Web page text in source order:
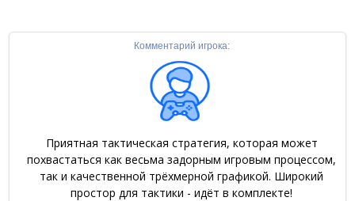
Комментарий игрока:
Приятная тактическая стратегия, которая может
похвастаться как весьма задорным игровым процессом,
так и качественной трёхмерной графикой. Широкий
простор для тактики - идёт в комплекте!